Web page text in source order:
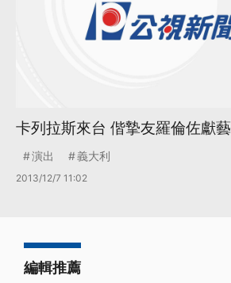
卡列拉斯來台 偕摯友羅倫佐獻藝
演出 義大利
2013/12/7 11:02
編輯推薦